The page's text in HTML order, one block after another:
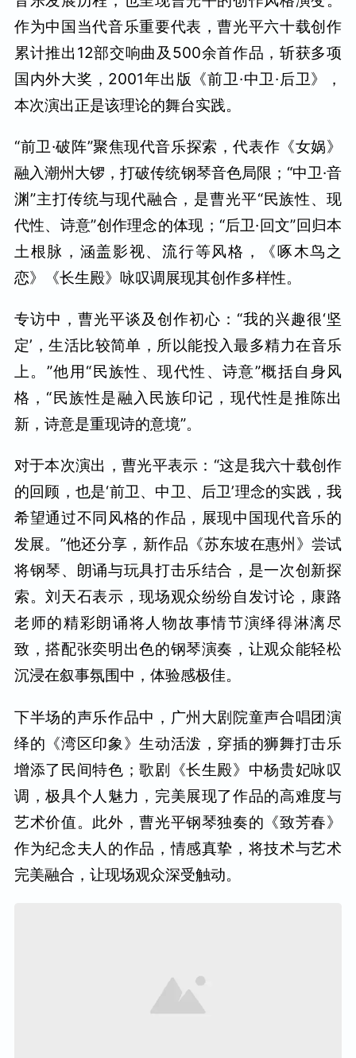
作为中国当代音乐重要代表，曹光平六十载创作
累计推出12部交响曲及500余首作品，斩获多项
国内外大奖，2001年出版《前卫·中卫·后卫》，
本次演出正是该理论的舞台实践。
“前卫·破阵”聚焦现代音乐探索，代表作《女娲》
融入潮州大锣，打破传统钢琴音色局限；“中卫·音
渊”主打传统与现代融合，是曹光平“民族性、现
代性、诗意”创作理念的体现；“后卫·回文”回归本
土根脉，涵盖影视、流行等风格，《啄木鸟之
恋》《长生殿》咏叹调展现其创作多样性。
专访中，曹光平谈及创作初心：“我的兴趣很‘坚
定’，生活比较简单，所以能投入最多精力在音乐
上。”他用“民族性、现代性、诗意”概括自身风
格，“民族性是融入民族印记，现代性是推陈出
新，诗意是重现诗的意境”。
对于本次演出，曹光平表示：“这是我六十载创作
的回顾，也是‘前卫、中卫、后卫’理念的实践，我
希望通过不同风格的作品，展现中国现代音乐的
发展。”他还分享，新作品《苏东坡在惠州》尝试
将钢琴、朗诵与玩具打击乐结合，是一次创新探
索。刘天石表示，现场观众纷纷自发讨论，康路
老师的精彩朗诵将人物故事情节演绎得淋漓尽
致，搭配张奕明出色的钢琴演奏，让观众能轻松
沉浸在叙事氛围中，体验感极佳。
下半场的声乐作品中，广州大剧院童声合唱团演
绎的《湾区印象》生动活泼，穿插的狮舞打击乐
增添了民间特色；歌剧《长生殿》中杨贵妃咏叹
调，极具个人魅力，完美展现了作品的高难度与
艺术价值。此外，曹光平钢琴独奏的《致芳春》
作为纪念夫人的作品，情感真挚，将技术与艺术
完美融合，让现场观众深受触动。